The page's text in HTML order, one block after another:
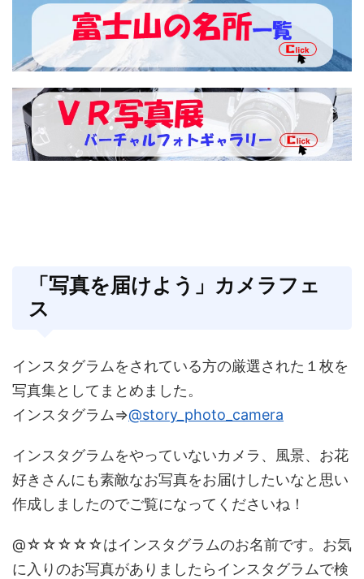
「写真を届けよう」カメラフェ
ス
インスタグラムをされている方の厳選された１枚を
写真集としてまとめました。
インスタグラム⇒@story_photo_camera
インスタグラムをやっていないカメラ、風景、お花
好きさんにも素敵なお写真をお届けしたいなと思い
作成しましたのでご覧になってくださいね！
@☆☆☆☆☆はインスタグラムのお名前です。お気
に入りのお写真がありましたらインスタグラムで検